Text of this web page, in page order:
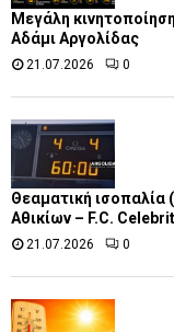
Μεγάλη
Αδάμι Αργολίδας
21.07.2026 0
Θεαματική
Αθικίων – F.C.
21.07.2026 0